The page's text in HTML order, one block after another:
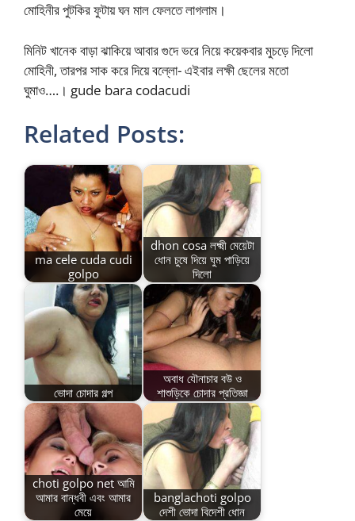
মোহিনীর পুটকির ফুটায় ঘন মাল ফেলতে লাগলাম।
মিনিট খানেক বাড়া ঝাকিয়ে আবার গুদে ভরে নিয়ে কয়েকবার মুচড়ে দিলো
মোহিনী, তারপর সাক করে দিয়ে বল্লো- এইবার লক্ষী ছেলের মতো
ঘুমাও….। gude bara codacudi
Related Posts:
ma cele cuda cudi
golpo
dhon cosa লক্ষ্মী মেয়েটা
ধোন চুষে দিয়ে ঘুম পাড়িয়ে
দিলো
ভোদা চোদার গল্প
অবাধ যৌনাচার বউ ও
শাশুড়িকে চোদার প্রতিজ্ঞা
choti golpo net আমি
আমার বান্ধবী এবং আমার
মেয়ে
banglachoti golpo
দেশী ভোদা বিদেশী ধোন